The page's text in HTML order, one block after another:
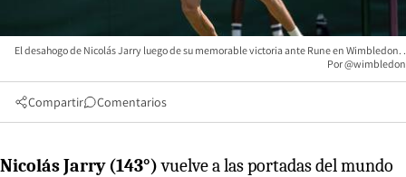
El desahogo de Nicolás Jarry luego de su memorable victoria ante Rune en Wimbledon. .
Por @wimbledon
Compartir Comentarios
Nicolás Jarry (143°)vuelve a las portadas del mundo